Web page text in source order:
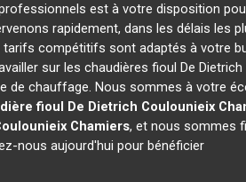
est à votre disposition
rapidement, dans les délais les
tarifs compétitifs sont adaptés à votre
sur les chaudières fioul De Dietrich
chauffage. Nous sommes à votre
fioul De Dietrich Coulounieix
Chamiers, et nous sommes
nous aujourd'hui pour bénéficier